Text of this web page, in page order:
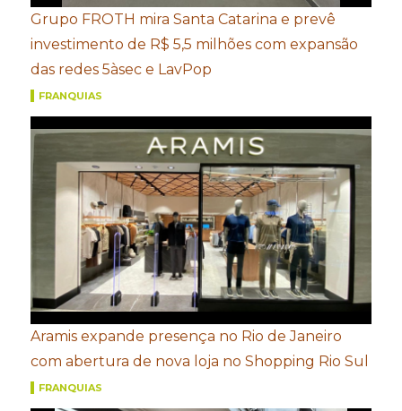
Grupo FROTH mira Santa Catarina e prevê
investimento de R$ 5,5 milhões com expansão
das redes 5àsec e LavPop
FRANQUIAS
Aramis expande presença no Rio de Janeiro
com abertura de nova loja no Shopping Rio Sul
FRANQUIAS